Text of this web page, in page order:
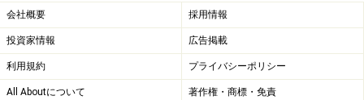
ルツアーや港の情報、ジャパネット独自のイベントや、
知っていると得するサービスなど。
日本語に訳されたシルバー・シーの船内新聞「Chronicles」
会社概要 採用情報
投資家情報 広告掲載
利用規約 プライバシーポリシー
All Aboutについて 著作権・商標・免責